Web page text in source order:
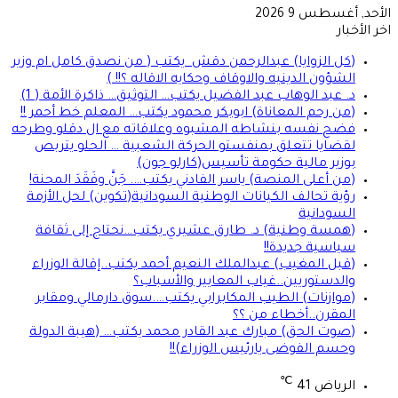
الأحد, أغسطس 9 2026
اخر الأخبار
(كل الزوايا) عبدالرحمن دقش يكتب ( من نصدق كامل ام وزير
الشؤون الدينيه والاوقاف وحكايه الاقاله ؟!! )
د. عبد الوهاب عبد الفضيل يكتب… التوثيق… ذاكرة الأمة ( 1)
(من رحم المعاناة) ابوبكر محمود يكتب… المعلم خط أحمر !!
فضح نفسه بنشاطه المشبوه وعلاقاته مع ال دقلو وطرحه
لقضايا تتعلق بمنفستو الحركة الشعبية … الحلو يتربص
بوزير مالية حكومة تأسيس(كارلو جون)
(من أعلى المنصة) ياسر الفادني يكتب…. جَنَّ وفَقَدَ المحنة!
رؤية تحالف الكيانات الوطنية السودانية(تكوين) لحل الأزمة
السودانية
(همسة وطنية) د. طارق عشيري يكتب…نحتاج إلى ثقافة
سياسية جديدة!!
(قبل المغيب) عبدالملك النعيم أحمد يكتب..إقالة الوزراء
والدستوريين..غياب المعايير والأسباب؟
(موازنات) الطيب المكابرابي يكتب….سوق دارمالي ومقابر
المقرن..أخطاء من ؟؟
(صوت الحق) مبارك عبد القادر محمد يكتب… (هيبة الدولة
وحسم الفوضى يارئيس الوزراء)!!
الرياض 41
℃